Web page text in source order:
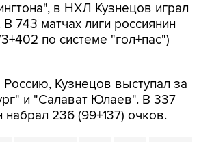
в НХЛ Кузнецов играл
743 матчах лиги россиянин
по системе "гол+пас")
Кузнецов выступал за
и "Салават Юлаев". В 337
236 (99+137) очков.